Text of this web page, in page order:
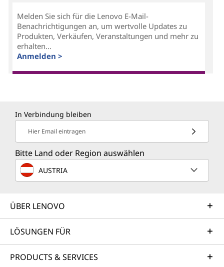
Melden Sie sich für die Lenovo E-Mail-
Benachrichtigungen an, um wertvolle Updates zu
Produkten, Verkäufen, Veranstaltungen und mehr zu
erhalten...
Anmelden >
In Verbindung bleiben
Hier Email eintragen
Bitte Land oder Region auswählen
AUSTRIA
ÜBER LENOVO
LÖSUNGEN FÜR
PRODUCTS & SERVICES